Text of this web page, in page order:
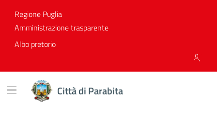
Regione Puglia
Amministrazione trasparente
Albo pretorio
Città di Parabita